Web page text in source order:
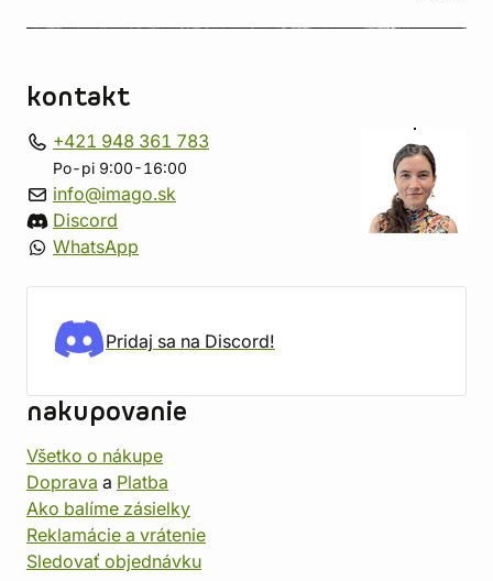
kontakt
+421 948 361 783
Po-pi 9:00-16:00
info@imago.sk
Discord
WhatsApp
Pridaj sa na Discord!
nakupovanie
Všetko o nákupe
Doprava a Platba
Ako balíme zásielky
Reklamácie a vrátenie
Sledovať objednávku